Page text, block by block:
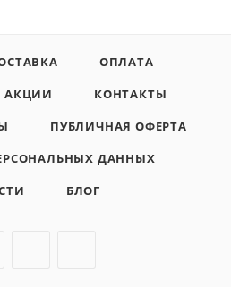
ОПЛАТА
АКЦИИ
КОНТАКТЫ
ПУБЛИЧНАЯ ОФЕРТА
ДАННЫХ
БЛОГ